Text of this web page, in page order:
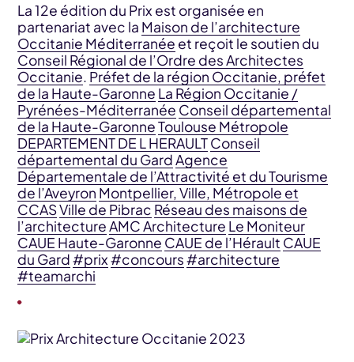
La 12e édition du Prix est organisée en
partenariat avec la Maison de l’architecture
Occitanie Méditerranée et reçoit le soutien du
Conseil Régional de l’Ordre des Architectes
Occitanie. Préfet de la région Occitanie, préfet
de la Haute-Garonne La Région Occitanie /
Pyrénées-Méditerranée Conseil départemental
de la Haute-GaronneToulouse Métropole
DEPARTEMENT DE L HERAULTConseil
départemental du GardAgence
Départementale de l’Attractivité et du Tourisme
de l’Aveyron Montpellier, Ville, Métropole et
CCASVille de Pibrac Réseau des maisons de
l’architectureAMC Architecture Le Moniteur
CAUE Haute-Garonne CAUE de l’Hérault CAUE
du Gard#prix#concours#architecture
#teamarchi